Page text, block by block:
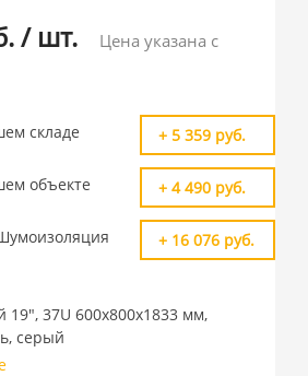
/ шт.
Цена указана с
складе + 5 359 руб.
объекте + 4 490 руб.
+ 16 076 руб.
37U 600х800х1833 мм,
серый